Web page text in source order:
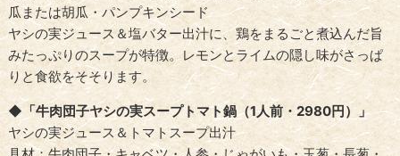
瓜または胡瓜・パンプキンシード
ヤシの実ジュース＆塩バター出汁に、鶏をまるごと煮込んだ旨
みたっぷりのスープが特徴。レモンとライムの隠し味がさっぱ
りと食欲をそそります。
◆「牛肉団子ヤシの実スープトマト鍋（1人前・2980円）」
ヤシの実ジュース＆トマトスープ出汁